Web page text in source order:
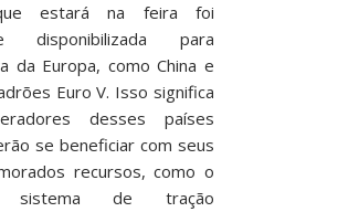
estará na feira foi
disponibilizada para
da Europa, como China e
Euro V. Isso significa
desses países
se beneficiar com seus
recursos, como o
sistema de tração